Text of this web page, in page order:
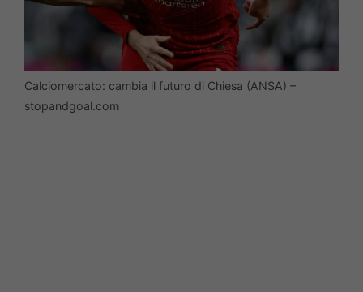
Calciomercato: cambia il futuro di Chiesa (ANSA) –
stopandgoal.com